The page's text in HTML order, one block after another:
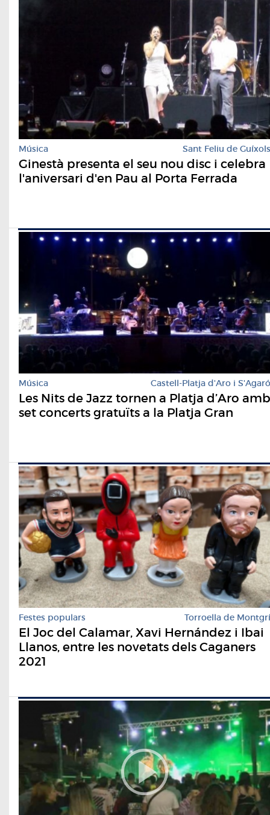
Música Sant Feliu de Guíxols
Ginestà presenta el seu nou disc i celebra
l'aniversari d'en Pau al Porta Ferrada
Música Castell-Platja d'Aro i S'Agaró
Les Nits de Jazz tornen a Platja d’Aro amb
set concerts gratuïts a la Platja Gran
Festes populars Torroella de Montgrí
El Joc del Calamar, Xavi Hernández i Ibai
Llanos, entre les novetats dels Caganers
2021